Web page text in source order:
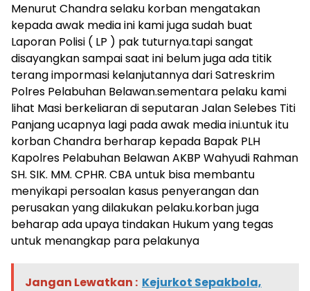
Menurut Chandra selaku korban mengatakan
kepada awak media ini kami juga sudah buat
Laporan Polisi ( LP ) pak tuturnya.tapi sangat
disayangkan sampai saat ini belum juga ada titik
terang impormasi kelanjutannya dari Satreskrim
Polres Pelabuhan Belawan.sementara pelaku kami
lihat Masi berkeliaran di seputaran Jalan Selebes Titi
Panjang ucapnya lagi pada awak media ini.untuk itu
korban Chandra berharap kepada Bapak PLH
Kapolres Pelabuhan Belawan AKBP Wahyudi Rahman
SH. SIK. MM. CPHR. CBA untuk bisa membantu
menyikapi persoalan kasus penyerangan dan
perusakan yang dilakukan pelaku.korban juga
beharap ada upaya tindakan Hukum yang tegas
untuk menangkap para pelakunya
Jangan Lewatkan : Kejurkot Sepakbola,